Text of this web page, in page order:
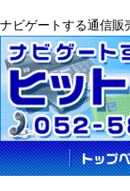
ナビゲートする通信販